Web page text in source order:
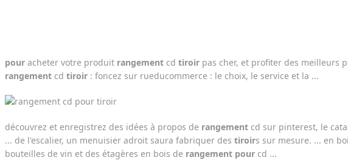
pouracheter votre produit rangementcd tiroirpas cher, et profiter des meilleurs
rangementcd tiroir: foncez sur rueducommerce : le choix, le service et la ...
découvrez et enregistrez des idées à propos de rangementcd sur pinterest, le
... de l'escalier, un menuisier adroit saura fabriquer des tiroirs sur mesure. ... en
bouteilles de vin et des étagères en bois de rangement pourcd ...